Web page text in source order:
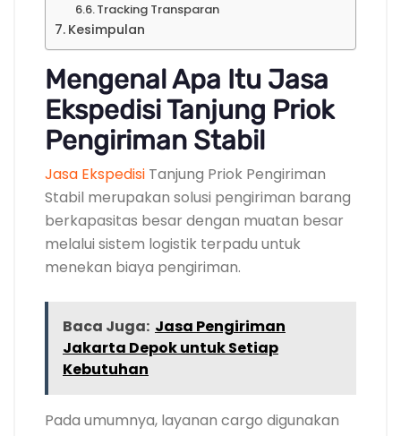
Tracking Transparan
Kesimpulan
Mengenal Apa Itu Jasa
Ekspedisi Tanjung Priok
Pengiriman Stabil
Jasa Ekspedisi Tanjung Priok Pengiriman
Stabil merupakan solusi pengiriman barang
berkapasitas besar dengan muatan besar
melalui sistem logistik terpadu untuk
menekan biaya pengiriman.
Baca Juga: Jasa Pengiriman
Jakarta Depok untuk Setiap
Kebutuhan
Pada umumnya, layanan cargo digunakan